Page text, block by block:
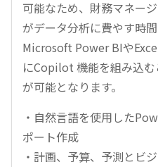
可能なため、財務マネー
がデータ分析に費やす時間
Microsoft Power BIや
にCopilot 機能を組み込む
が可能となります。
・自然言語を使用した
ポート作成
・計画、予算、予測とビ